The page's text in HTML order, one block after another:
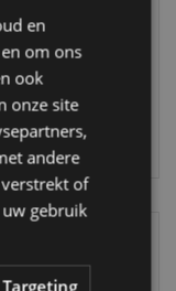
uur
en
om ons
ook
onze site
andere
of
gebruik
Targeting